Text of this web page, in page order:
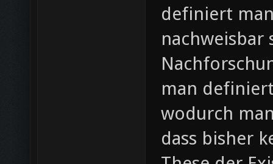
definiert
man
wodurch
dass bisher